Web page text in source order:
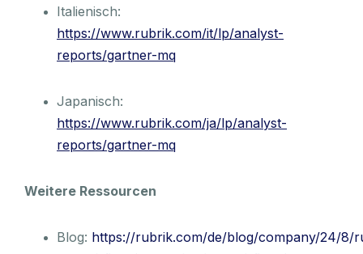
Italienisch:
https://www.rubrik.com/it/lp/analyst-
reports/gartner-mq
Japanisch:
https://www.rubrik.com/ja/lp/analyst-
reports/gartner-mq
Weitere Ressourcen
Blog: https://rubrik.com/de/blog/company/24/8/